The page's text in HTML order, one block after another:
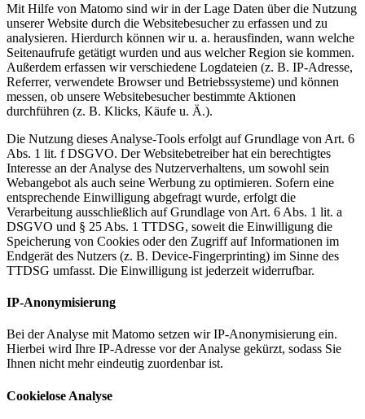
Mit Hilfe von Matomo sind wir in der Lage Daten über die Nutzung
unserer Website durch die Websitebesucher zu erfassen und zu
analysieren. Hierdurch können wir u. a. herausfinden, wann welche
Seitenaufrufe getätigt wurden und aus welcher Region sie kommen.
Außerdem erfassen wir verschiedene Logdateien (z. B. IP-Adresse,
Referrer, verwendete Browser und Betriebssysteme) und können
messen, ob unsere Websitebesucher bestimmte Aktionen
durchführen (z. B. Klicks, Käufe u. Ä.).
Die Nutzung dieses Analyse-Tools erfolgt auf Grundlage von Art. 6
Abs. 1 lit. f DSGVO. Der Websitebetreiber hat ein berechtigtes
Interesse an der Analyse des Nutzerverhaltens, um sowohl sein
Webangebot als auch seine Werbung zu optimieren. Sofern eine
entsprechende Einwilligung abgefragt wurde, erfolgt die
Verarbeitung ausschließlich auf Grundlage von Art. 6 Abs. 1 lit. a
DSGVO und § 25 Abs. 1 TTDSG, soweit die Einwilligung die
Speicherung von Cookies oder den Zugriff auf Informationen im
Endgerät des Nutzers (z. B. Device-Fingerprinting) im Sinne des
TTDSG umfasst. Die Einwilligung ist jederzeit widerrufbar.
IP-Anonymisierung
Bei der Analyse mit Matomo setzen wir IP-Anonymisierung ein.
Hierbei wird Ihre IP-Adresse vor der Analyse gekürzt, sodass Sie
Ihnen nicht mehr eindeutig zuordenbar ist.
Cookielose Analyse